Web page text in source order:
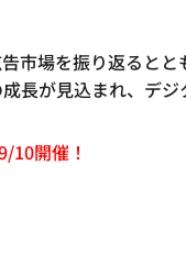
市場を振り返ると
長が見込まれ、デ
10開催！